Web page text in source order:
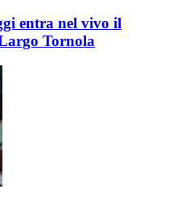
entra nel vivo il
Tornola